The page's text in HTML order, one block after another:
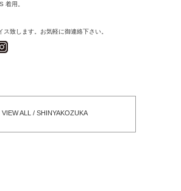
着用。
致します。お気軽に御連絡下さい。
VIEW ALL / SHINYAKOZUKA